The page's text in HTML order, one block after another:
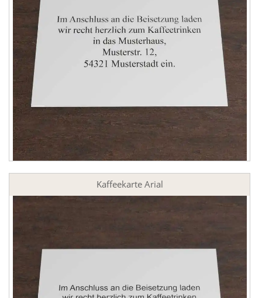
Kaffeekarte Arial